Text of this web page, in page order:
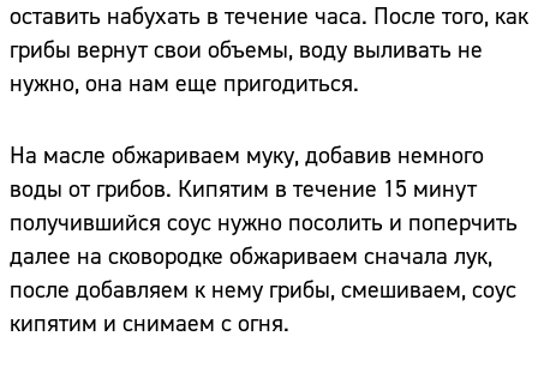
оставить набухать в течение часа. После того, как
грибы вернут свои объемы, воду выливать не
нужно, она нам еще пригодиться.
На масле обжариваем муку, добавив немного
воды от грибов. Кипятим в течение 15 минут
получившийся соус нужно посолить и поперчить
далее на сковородке обжариваем сначала лук,
после добавляем к нему грибы, смешиваем, соус
кипятим и снимаем с огня.